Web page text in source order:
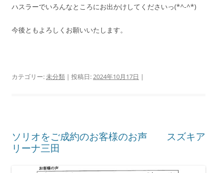
ハスラーでいろんなところにお出かけしてくださいっ(*^-^*)
今後ともよろしくお願いいたします。
カテゴリー:未分類 | 投稿日:2024年10月17日 |
ソリオをご成約のお客様のお声 スズキア
リーナ三田